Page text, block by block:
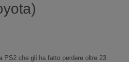
PS2 che gli ha fatto perdere oltre 23